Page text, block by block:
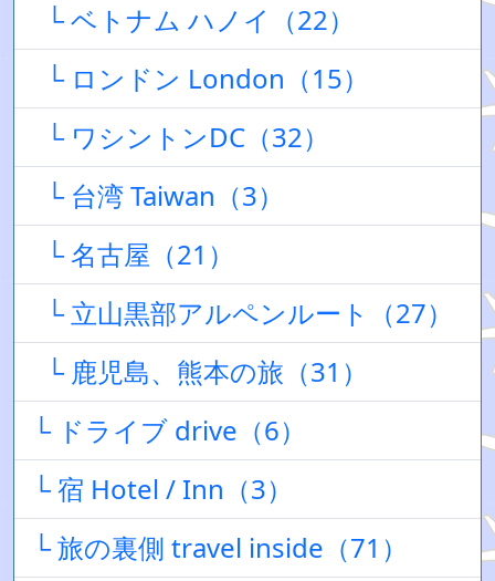
└ ベトナム ハノイ（22）
└ ロンドン London（15）
└ ワシントンDC（32）
└ 台湾 Taiwan（3）
└ 名古屋（21）
└ 立山黒部アルペンルート（27）
└ 鹿児島、熊本の旅（31）
└ ドライブ drive（6）
└ 宿 Hotel / Inn（3）
└ 旅の裏側 travel inside（71）